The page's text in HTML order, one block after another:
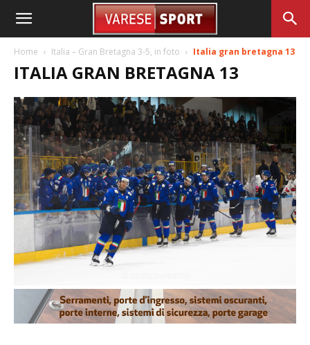
Home Italia – Gran Bretagna 3-5, in foto Italia gran bretagna 13
ITALIA GRAN BRETAGNA 13